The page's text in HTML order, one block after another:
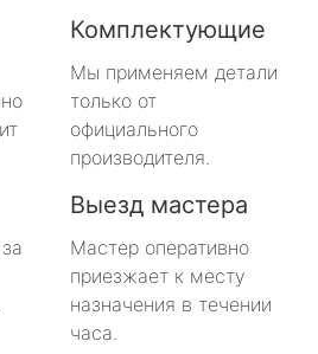
Комплектующие
Мы применяем детали
только от
официального
производителя.
Выезд мастера
Мастер оперативно
приезжает к месту
назначения в течении
часа.